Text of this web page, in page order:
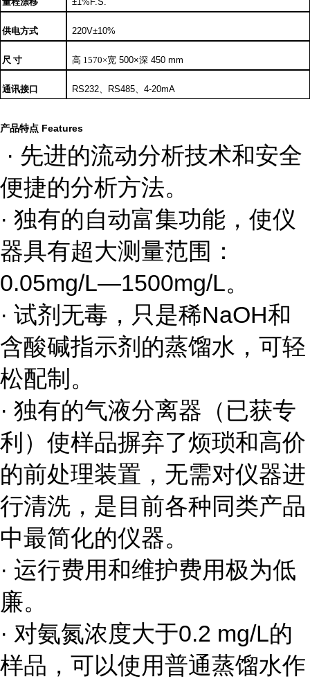
供电方式 220V±10%
尺 寸 高1570×宽 500×深 450 mm
通讯接口 RS232、 RS485、 4-20mA
产品特点 Features
· 先进的流动分析技术和安全
便捷的分析方法。
· 独有的自动富集功能，使仪
器具有超大测量范围：
0.05mg/L—1500mg/L。
· 试剂无毒，只是稀NaOH和
含酸碱指示剂的蒸馏水，可轻
松配制。
· 独有的气液分离器（已获专
利）使样品摒弃了烦琐和高价
的前处理装置，无需对仪器进
行清洗，是目前各种同类产品
中最简化的仪器。
· 运行费用和维护费用极为低
廉。
· 对氨氮浓度大于0.2 mg/L的
样品，可以使用普通蒸馏水作